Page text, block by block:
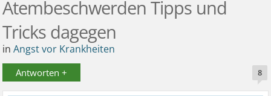
Atembeschwerden Tipps und
Tricks dagegen
inAngst vor Krankheiten
Antworten + 8